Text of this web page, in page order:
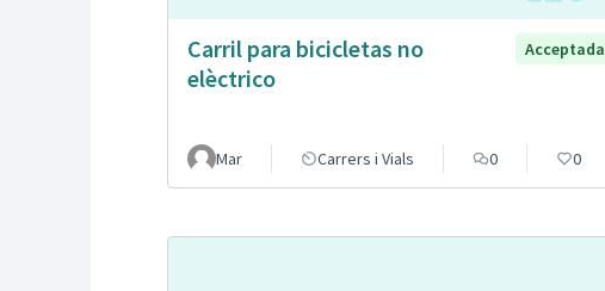
Carril para bicicletas no
elèctrico
Acceptada
Mar Carrers i Vials 0 0